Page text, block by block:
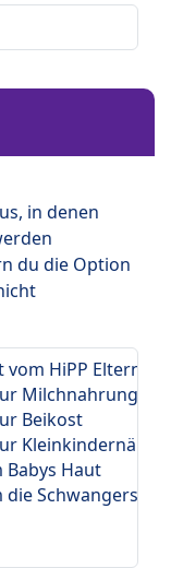
in denen
du die Option